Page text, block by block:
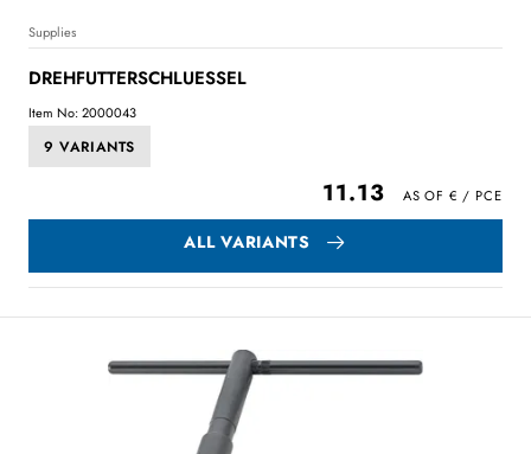
Supplies
DREHFUTTERSCHLUESSEL
Item No: 2000043
9 VARIANTS
11.13
ALL VARIANTS